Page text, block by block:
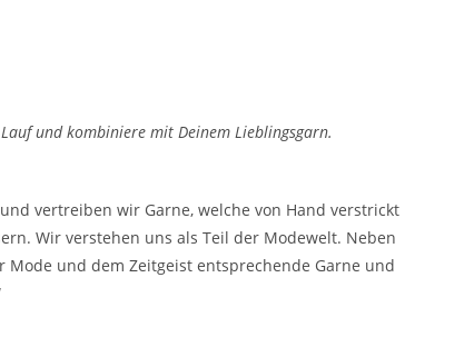
und kombiniere mit Deinem Lieblingsgarn.
vertreiben wir Garne, welche von Hand verstrickt
Wir verstehen uns als Teil der Modewelt. Neben
und dem Zeitgeist entsprechende Garne und